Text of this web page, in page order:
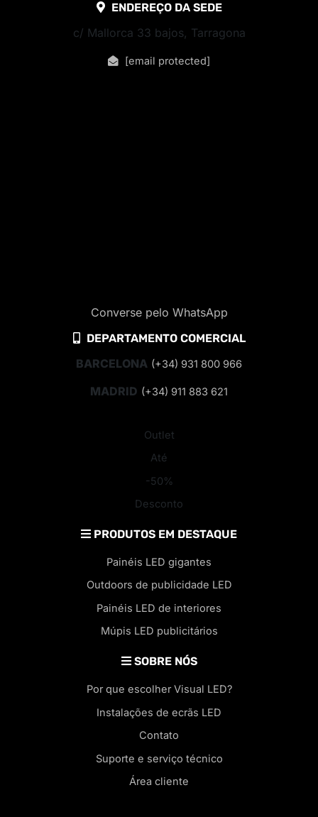
ENDEREÇO DA SEDE
c/ Mallorca 33 bajos, Tarragona
[email protected]
Converse pelo WhatsApp
DEPARTAMENTO COMERCIAL
BARCELONA (+34) 931 800 966
MADRID (+34) 911 883 621
Outlet
Até
-50%
Desconto
PRODUTOS EM DESTAQUE
Painéis LED gigantes
Outdoors de publicidade LED
Painéis LED de interiores
Múpis LED publicitários
SOBRE NÓS
Por que escolher Visual LED?
Instalações de ecrãs LED
Contato
Suporte e serviço técnico
Área cliente